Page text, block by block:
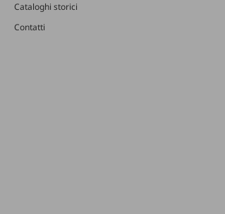
Cataloghi storici
Contatti